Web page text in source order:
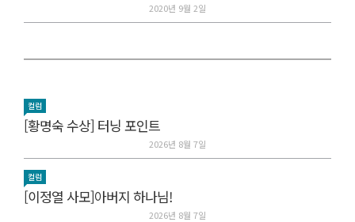
2020년 9월 2일
컬럼
[황명숙 수상] 터닝 포인트
2026년 8월 7일
컬럼
[이정열 사모]아버지 하나님!
2026년 8월 7일